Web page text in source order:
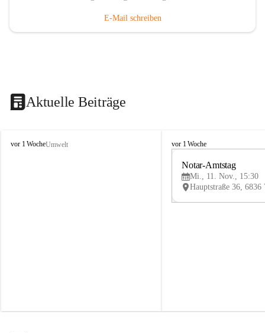
E-Mail schreiben
Aktuelle Beiträge
V
vor 1 WocheUmwelt
V
vor 1 Woche
Notar-Amtstag
Mi., 11. Nov., 15:30